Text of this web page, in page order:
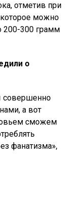
отметив при
которое можно
200-300 грамм
о
совершенно
а вот
сможем
фанатизма»,